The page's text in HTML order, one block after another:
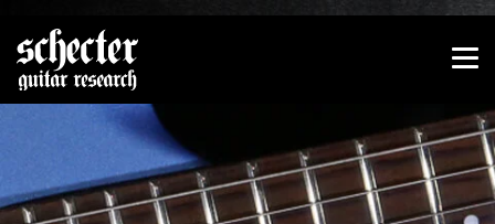
Zeige besser passende Version dieser Seite
Diese Meldung nicht mehr anzeigen